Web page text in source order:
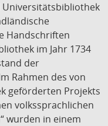
Universitätsbibliothek
Handschriften
im Jahr 1734
der
Rahmen des von
geförderten Projekts
volkssprachlichen
wurden in einem